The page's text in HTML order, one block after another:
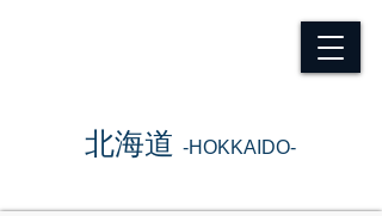
北海道 -HOKKAIDO-